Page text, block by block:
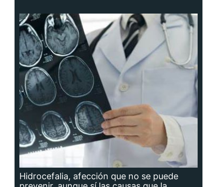
Hidrocefalia, afección que no se puede